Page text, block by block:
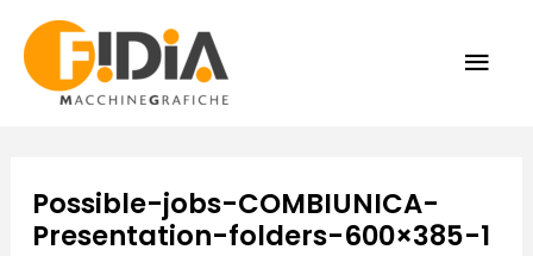
Zum
Inhalt
springen
Possible-jobs-COMBIUNICA-
Presentation-folders-600×385-1